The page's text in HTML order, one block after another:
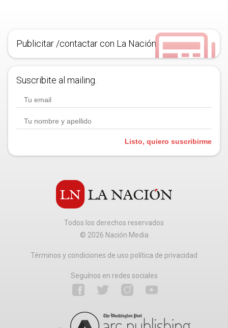
Publicitar /contactar con La Nación
Suscribite al mailing.
Listo, quiero suscribirme
Todos los derechos reservados
© 2026 Nación Media
Términos y condiciones de uso política de privacidad
Seguínos en redes sociales